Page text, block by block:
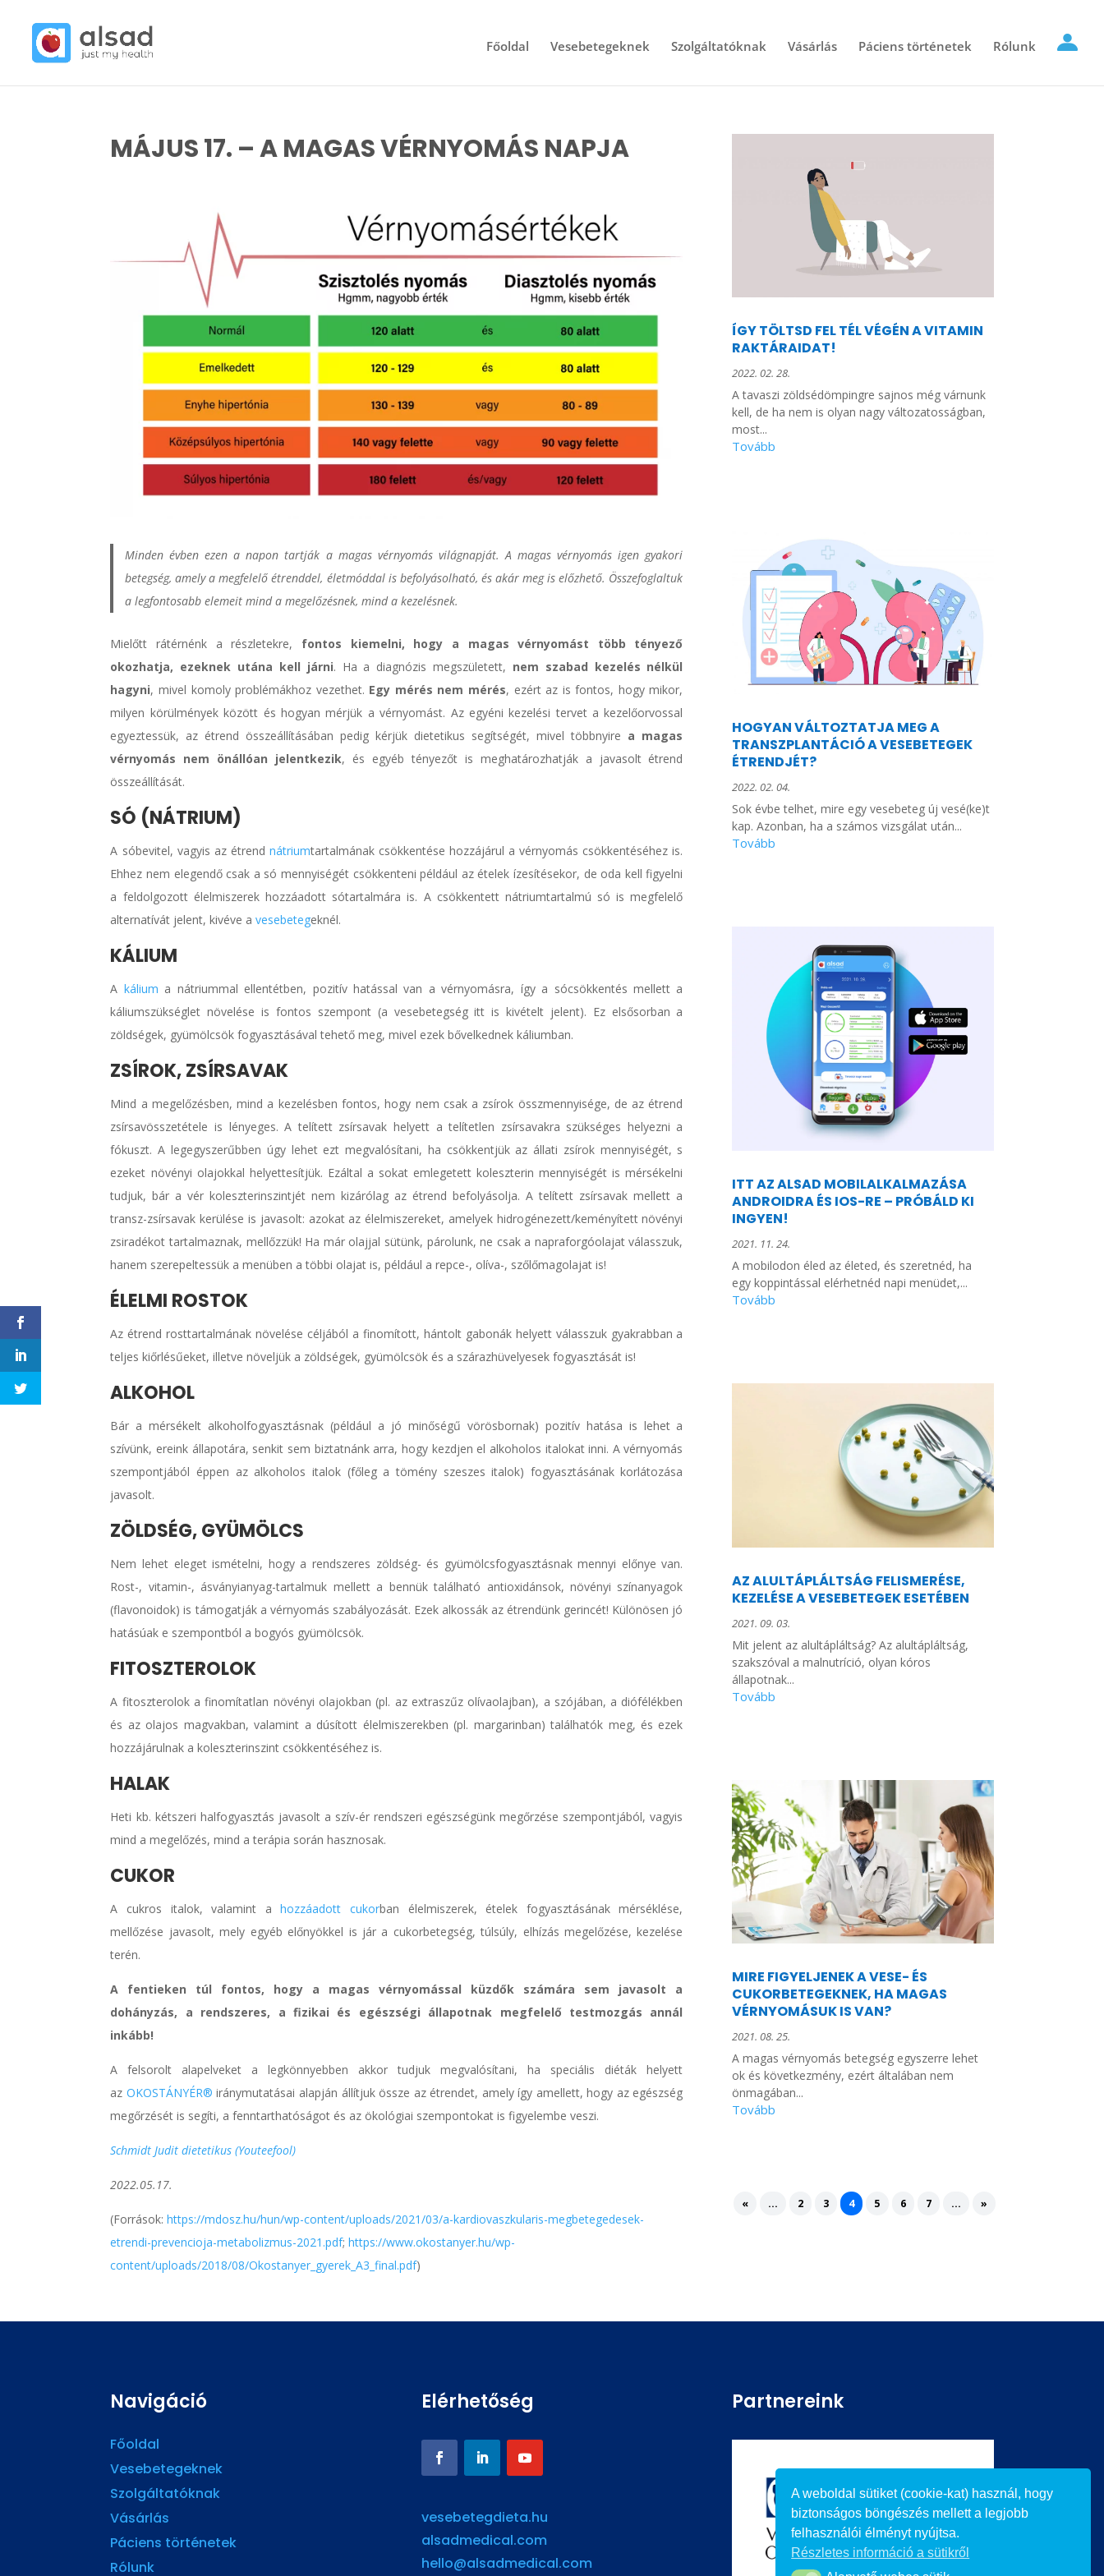
Főoldal Vesebetegeknek Szolgáltatóknak Vásárlás Páciens történetek Rólunk
MÁJUS 17. – A MAGAS VÉRNYOMÁS NAPJA
Minden évben ezen a napon tartják a magas vérnyomás világnapját. A magas vérnyomás igen gyakori
betegség, amely a megfelelő étrenddel, életmóddal is befolyásolható, és akár meg is előzhető. Összefoglaltuk
a legfontosabb elemeit mind a megelőzésnek, mind a kezelésnek.
Mielőtt rátérnénk a részletekre, fontos kiemelni, hogy a magas vérnyomást több tényező
okozhatja, ezeknek utána kell járni. Ha a diagnózis megszületett, nem szabad kezelés nélkül
hagyni, mivel komoly problémákhoz vezethet. Egy mérés nem mérés, ezért az is fontos, hogy mikor,
milyen körülmények között és hogyan mérjük a vérnyomást. Az egyéni kezelési tervet a kezelőorvossal
egyeztessük, az étrend összeállításában pedig kérjük dietetikus segítségét, mivel többnyire a magas
vérnyomás nem önállóan jelentkezik, és egyéb tényezőt is meghatározhatják a javasolt étrend
összeállítását.
SÓ (NÁTRIUM)
A sóbevitel, vagyis az étrend nátriumtartalmának csökkentése hozzájárul a vérnyomás csökkentéséhez is.
Ehhez nem elegendő csak a só mennyiségét csökkenteni például az ételek ízesítésekor, de oda kell figyelni
a feldolgozott élelmiszerek hozzáadott sótartalmára is. A csökkentett nátriumtartalmú só is megfelelő
alternatívát jelent, kivéve avesebetegeknél.
KÁLIUM
A kálium a nátriummal ellentétben, pozitív hatással van a vérnyomásra, így a sócsökkentés mellett a
káliumszükséglet növelése is fontos szempont (a vesebetegség itt is kivételt jelent). Ez elsősorban a
zöldségek, gyümölcsök fogyasztásával tehető meg, mivel ezek bővelkednek káliumban.
ZSÍROK, ZSÍRSAVAK
Mind a megelőzésben, mind a kezelésben fontos, hogy nem csak a zsírok összmennyisége, de az étrend
zsírsavösszetétele is lényeges. A telített zsírsavak helyett a telítetlen zsírsavakra szükséges helyezni a
fókuszt. A legegyszerűbben úgy lehet ezt megvalósítani, ha csökkentjük az állati zsírok mennyiségét, s
ezeket növényi olajokkal helyettesítjük. Ezáltal a sokat emlegetett koleszterin mennyiségét is mérsékelni
tudjuk, bár a vér koleszterinszintjét nem kizárólag az étrend befolyásolja. A telített zsírsavak mellett a
transz-zsírsavak kerülése is javasolt: azokat az élelmiszereket, amelyek hidrogénezett/keményített növényi
zsiradékot tartalmaznak, mellőzzük! Ha már olajjal sütünk, párolunk, ne csak a napraforgóolajat válasszuk,
hanem szerepeltessük a menüben a többi olajat is, például a repce-, olíva-, szőlőmagolajat is!
ÉLELMI ROSTOK
Az étrend rosttartalmának növelése céljából a finomított, hántolt gabonák helyett válasszuk gyakrabban a
teljes kiőrlésűeket, illetve növeljük a zöldségek, gyümölcsök és a szárazhüvelyesek fogyasztását is!
ALKOHOL
Bár a mérsékelt alkoholfogyasztásnak (például a jó minőségű vörösbornak) pozitív hatása is lehet a
szívünk, ereink állapotára, senkit sem biztatnánk arra, hogy kezdjen el alkoholos italokat inni. A vérnyomás
szempontjából éppen az alkoholos italok (főleg a tömény szeszes italok) fogyasztásának korlátozása
javasolt.
ZÖLDSÉG, GYÜMÖLCS
Nem lehet eleget ismételni, hogy a rendszeres zöldség- és gyümölcsfogyasztásnak mennyi előnye van.
Rost-, vitamin-, ásványianyag-tartalmuk mellett a bennük található antioxidánsok, növényi színanyagok
(flavonoidok) is támogatják a vérnyomás szabályozását. Ezek alkossák az étrendünk gerincét! Különösen jó
hatásúak e szempontból a bogyós gyümölcsök.
FITOSZTEROLOK
A fitoszterolok a finomítatlan növényi olajokban (pl. az extraszűz olívaolajban), a szójában, a diófélékben
és az olajos magvakban, valamint a dúsított élelmiszerekben (pl. margarinban) találhatók meg, és ezek
hozzájárulnak a koleszterinszint csökkentéséhez is.
HALAK
Heti kb. kétszeri halfogyasztás javasolt a szív-ér rendszeri egészségünk megőrzése szempontjából, vagyis
mind a megelőzés, mind a terápia során hasznosak.
CUKOR
A cukros italok, valamint ahozzáadott cukorban élelmiszerek, ételek fogyasztásának mérséklése,
mellőzése javasolt, mely egyéb előnyökkel is jár a cukorbetegség, túlsúly, elhízás megelőzése, kezelése
terén.
A fentieken túl fontos, hogy a magas vérnyomással küzdők számára sem javasolt a
dohányzás, a rendszeres, a fizikai és egészségi állapotnak megfelelő testmozgás annál
inkább!
A felsorolt alapelveket a legkönnyebben akkor tudjuk megvalósítani, ha speciális diéták helyett
az OKOSTÁNYÉR® iránymutatásai alapján állítjuk össze az étrendet, amely így amellett, hogy az egészség
megőrzését is segíti, a fenntarthatóságot és az ökológiai szempontokat is figyelembe veszi.
Schmidt Judit dietetikus (Youteefool)
2022.05.17.
(Források:https://mdosz.hu/hun/wp-content/uploads/2021/03/a-kardiovaszkularis-megbetegedesek-
etrendi-prevencioja-metabolizmus-2021.pdf;https://www.okostanyer.hu/wp-
content/uploads/2018/08/Okostanyer_gyerek_A3_final.pdf)
ÍGY TÖLTSD FEL TÉL VÉGÉN A VITAMIN
RAKTÁRAIDAT!
2022. 02. 28.
A tavaszi zöldsédömpingre sajnos még várnunk
kell, de ha nem is olyan nagy változatosságban,
most...
HOGYAN VÁLTOZTATJA MEG A
TRANSZPLANTÁCIÓ A VESEBETEGEK
ÉTRENDJÉT?
2022. 02. 04.
Sok évbe telhet, mire egy vesebeteg új vesé(ke)t
kap. Azonban, ha a számos vizsgálat után...
ITT AZ ALSAD MOBILALKALMAZÁSA
ANDROIDRA ÉS IOS-RE – PRÓBÁLD KI
INGYEN!
2021. 11. 24.
A mobilodon éled az életed, és szeretnéd, ha
egy koppintással elérhetnéd napi menüdet,...
AZ ALULTÁPLÁLTSÁG FELISMERÉSE,
KEZELÉSE A VESEBETEGEK ESETÉBEN
2021. 09. 03.
Mit jelent az alultápláltság? Az alultápláltság,
szakszóval a malnutríció, olyan kóros
állapotnak...
MIRE FIGYELJENEK A VESE- ÉS
CUKORBETEGEKNEK, HA MAGAS
VÉRNYOMÁSUK IS VAN?
2021. 08. 25.
A magas vérnyomás betegség egyszerre lehet
ok és következmény, ezért általában nem
önmagában...
« ... 2 3 4 5 6 7 ... »
Navigáció
Főoldal
Vesebetegeknek
Szolgáltatóknak
Vásárlás
Páciens történetek
Rólunk
Elérhetőség
vesebetegdieta.hu
alsadmedical.com
hello@alsadmedical.com
Partnereink
A weboldal sütiket (cookie-kat) használ, hogy
biztonságos böngészés mellett a legjobb
felhasználói élményt nyújtsa.
Részletes információ a sütikről